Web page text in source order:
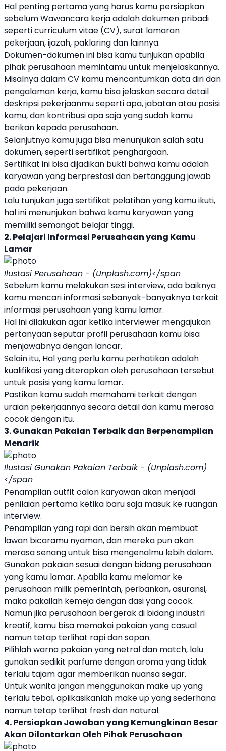
Hal penting pertama yang harus kamu persiapkan
sebelum Wawancara kerja adalah dokumen pribadi
seperti curriculum vitae (CV), surat lamaran
pekerjaan, ijazah, paklaring dan lainnya.
Dokumen-dokumen ini bisa kamu tunjukan apabila
pihak perusahaan memintamu untuk menjelaskannya.
Misalnya dalam CV kamu mencantumkan data diri dan
pengalaman kerja, kamu bisa jelaskan secara detail
deskripsi pekerjaanmu seperti apa, jabatan atau posisi
kamu, dan kontribusi apa saja yang sudah kamu
berikan kepada perusahaan.
Selanjutnya kamu juga bisa menunjukan salah satu
dokumen, seperti sertifikat penghargaan.
Sertifikat ini bisa dijadikan bukti bahwa kamu adalah
karyawan yang berprestasi dan bertanggung jawab
pada pekerjaan.
Lalu tunjukan juga sertifikat pelatihan yang kamu ikuti,
hal ini menunjukan bahwa kamu karyawan yang
memiliki semangat belajar tinggi.
2. Pelajari Informasi Perusahaan yang Kamu
Lamar
Ilustasi Perusahaan - (Unplash.com)</span
Sebelum kamu melakukan sesi interview, ada baiknya
kamu mencari informasi sebanyak-banyaknya terkait
informasi perusahaan yang kamu lamar.
Hal ini dilakukan agar ketika interviewer mengajukan
pertanyaan seputar profil perusahaan kamu bisa
menjawabnya dengan lancar.
Selain itu, Hal yang perlu kamu perhatikan adalah
kualifikasi yang diterapkan oleh perusahaan tersebut
untuk posisi yang kamu lamar.
Pastikan kamu sudah memahami terkait dengan
uraian pekerjaannya secara detail dan kamu merasa
cocok dengan itu.
3. Gunakan Pakaian Terbaik dan Berpenampilan
Menarik
Ilustasi Gunakan Pakaian Terbaik - (Unplash.com)
</span
Penampilan outfit calon karyawan akan menjadi
penilaian pertama ketika baru saja masuk ke ruangan
interview.
Penampilan yang rapi dan bersih akan membuat
lawan bicaramu nyaman, dan mereka pun akan
merasa senang untuk bisa mengenalmu lebih dalam.
Gunakan pakaian sesuai dengan bidang perusahaan
yang kamu lamar. Apabila kamu melamar ke
perusahaan milik pemerintah, perbankan, asuransi,
maka pakailah kemeja dengan dasi yang cocok.
Namun jika perusahaan bergerak di bidang industri
kreatif, kamu bisa memakai pakaian yang casual
namun tetap terlihat rapi dan sopan.
Pilihlah warna pakaian yang netral dan match, lalu
gunakan sedikit parfume dengan aroma yang tidak
terlalu tajam agar memberikan nuansa segar.
Untuk wanita jangan menggunakan make up yang
terlalu tebal, aplikasikanlah make up yang sederhana
namun tetap terlihat fresh dan natural.
4. Persiapkan Jawaban yang Kemungkinan Besar
Akan Dilontarkan Oleh Pihak Perusahaan